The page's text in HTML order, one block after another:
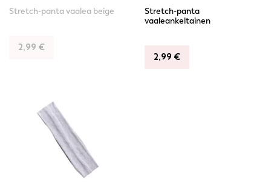
Stretch-panta vaalea beige
2,99 €
Stretch-panta
vaaleankeltainen
2,99 €